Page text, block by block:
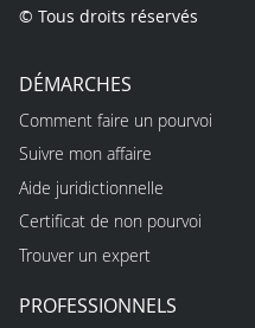
© Tous droits réservés
DÉMARCHES
Comment faire un pourvoi
Suivre mon affaire
Aide juridictionnelle
Certificat de non pourvoi
Trouver un expert
PROFESSIONNELS